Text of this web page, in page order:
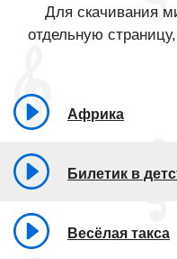
Для скачивания
отдельную
Африка
Билетик в
Весёлая такса